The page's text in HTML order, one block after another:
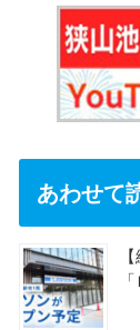
あわせて